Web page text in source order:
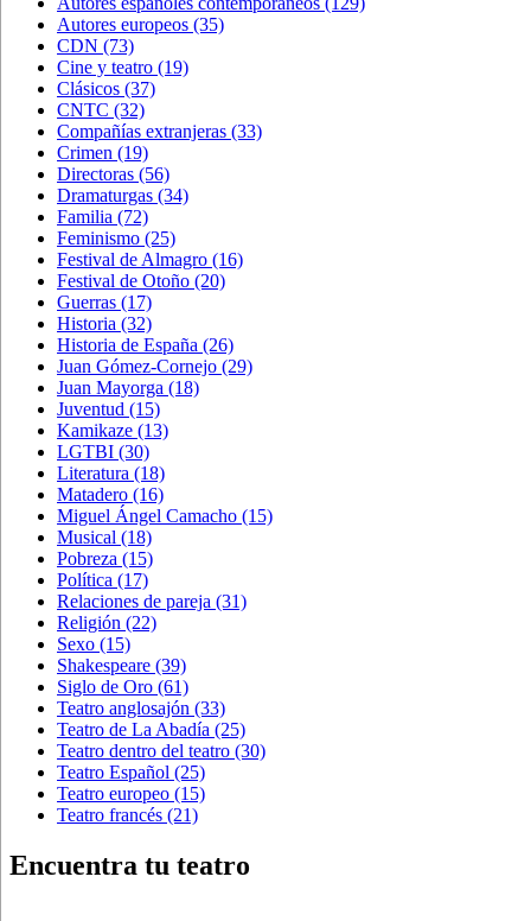
Autores europeos (35)
CDN (73)
Cine y teatro (19)
Clásicos (37)
CNTC (32)
Compañías extranjeras (33)
Crimen (19)
Directoras (56)
Dramaturgas (34)
Familia (72)
Feminismo (25)
Festival de Almagro (16)
Festival de Otoño (20)
Guerras (17)
Historia (32)
Historia de España (26)
Juan Gómez-Cornejo (29)
Juan Mayorga (18)
Juventud (15)
Kamikaze (13)
LGTBI (30)
Literatura (18)
Matadero (16)
Miguel Ángel Camacho (15)
Musical (18)
Pobreza (15)
Política (17)
Relaciones de pareja (31)
Religión (22)
Sexo (15)
Shakespeare (39)
Siglo de Oro (61)
Teatro anglosajón (33)
Teatro de La Abadía (25)
Teatro dentro del teatro (30)
Teatro Español (25)
Teatro europeo (15)
Teatro francés (21)
Encuentra tu teatro